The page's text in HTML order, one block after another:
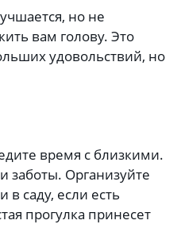
но не
вам голову. Это
удовольствий, но
время с близкими.
заботы. Организуйте
саду, если есть
прогулка принесет